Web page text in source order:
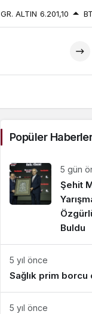
GR. ALTIN 6.201,10
Popüler
5 gün
Şehit
Buldu
5 yıl önce
Sağlık prim borcu
5 yıl önce